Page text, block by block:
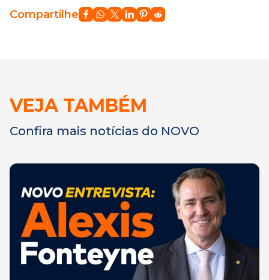
Compartilhe
VEJA TAMBÉM
Confira mais notícias do NOVO